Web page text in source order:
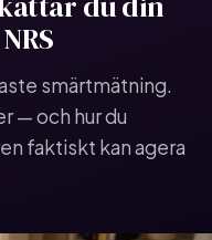
smärtmätning.
— och hur du
faktiskt kan agera